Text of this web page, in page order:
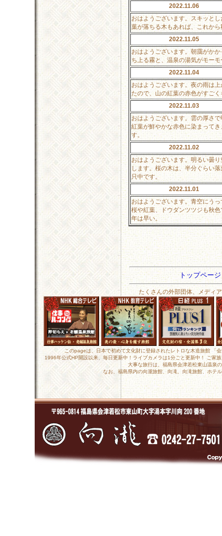
2022.11.06
おはようございます。スキッと
葉が落ちる木もあれば、これか
2022.11.05
おはようございます。朝靄がか
ち上る霧と、温泉の湯気がモー
2022.11.04
おはようございます。夜の雨は
たので、山の紅葉の赤色がすご
2022.11.03
おはようございます。雲の厚さ
紅葉が鮮やかな赤色に染まって
す。
2022.11.02
おはようございます。明るい曇
します。桜の木は、半分ぐらい
只中です。
2022.11.01
おはようございます。青空にう
桜や紅葉、ドウダンツツジも秋
年は早い。
トップペー
たくさんの外部団体、メディ
このpageは、日本で初めて文化財に登録されたレトロな木造旅館
1996年公式HP開設以来、毎日更新中！ライブカメラは1分ごと更新中！ ご家
大事な旅行は、福島県会津若松東山温泉
なお、福島県内の向瀧旅館、向滝、向滝旅館、ホテ